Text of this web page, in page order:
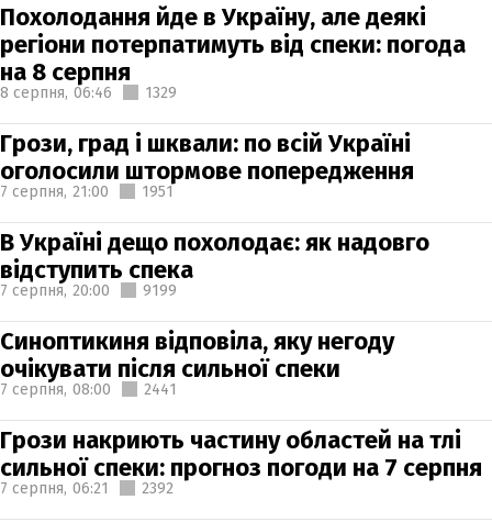
Похолодання йде в Україну, але деякі
регіони потерпатимуть від спеки: погода
на 8 серпня
8 серпня, 06:46 1329
Грози, град і шквали: по всій Україні
оголосили штормове попередження
7 серпня, 21:00 1951
В Україні дещо похолодає: як надовго
відступить спека
7 серпня, 20:00 9199
Синоптикиня відповіла, яку негоду
очікувати після сильної спеки
7 серпня, 08:00 2441
Грози накриють частину областей на тлі
сильної спеки: прогноз погоди на 7 серпня
7 серпня, 06:21 2392